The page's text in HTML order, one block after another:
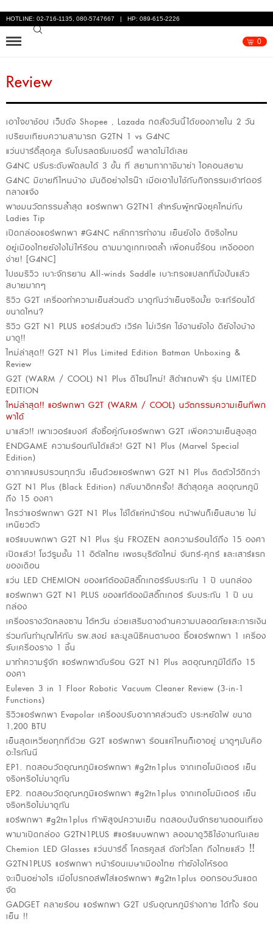
HOTLINE: 02-716-1135, 080-5747667 | HP: 089-615-2226
0
Review
เอาใจขาช้อป เว็ปดัง Shopee , Lazada กดสั่งวันนี้ได้ของภายใน 2 วัน
เปรียบเทียบความสามารถ G2TN 1 vs G4NC
แว่นปาร์ตี้สุดคูล รับโปรลดซัมเมอร์นี้ พลาดไม่ได้เลย
G4NC ปรับระดับพัดลมได้ 3 ขั้น ที่ สยามทากาชิมาย่า ไอคอนสยาม
G4NC มีขายที่ไหนบ้าง มันดีอย่างไรน๊า เมื่อเอาไปใช้กับกิจกรรมเอ้าท์ดอร์
กลางแจ้ง
พาชมนวัตกรรมล้ำสุด แอร์พกพา G2TN1 สำหรับผู้หญิงยุคใหม่กับ
Ladies Tip
เปิดกล่องแอร์พกพา #G4NC หลักการทำงาน เย็นยังไง ดีจริงไหม
อยู่เมืองไทยยังไงไม่ให้ร้อน ตามมาดูเกทเจตล้ำ เพื่อคนขี้ร้อน เหงื่อออก
ง่าย! [G4NC]
ไปชมรีวิว เบาะจักรยาน All-winds Saddle เบาะทรงแปลกที่นั่งปั่นแล้ว
สบายมากๆ
รีวิว G2T เครื่องทำความเย็นส่วนตัว มาดูกันว่าเย็นจริงมั้ย จะแก้ร้อนได้
ขนาดไหน?
รีวิว G2T N1 PLUS แอร์ส่วนตัว เวิร์ค ไม่เวิร์ค ใช้งานยังไง ดียังไงบ้าง
มาดู!!
ใหม่ล่าสุด!! G2T N1 Plus Limited Edition Batman Unboxing &
Review
G2T (WARM / COOL) N1 Plus ดีไซน์ใหม่! สีดำแถบฟ้า รุ่น LIMITED
EDITION
ใหม่ล่าสุด!! แอร์พกพา G2T (WARM / COOL) นวัตกรรมความเย็นที่พก
พาได้
มาแล้ว!! เพาเวอร์แบงค์ สั่งซื้อคู่กับแอร์พกพา G2T เพื่อความเย็นสูงสุด
ENDGAME ความร้อนกันได้แล้ว! G2T N1 Plus (Marvel Special
Edition)
อากาศแปรปรวนทุกวัน เย็นด้วยแอร์พกพา G2T N1 Plus ติดตัวไว้ดีกว่า
G2T N1 Plus (Black Edition) กลับมาอีกครั้ง! สีดำสุดคูล ลดอุณหภูมิ
ถึง 15 องศา
ใครว่าแอร์พกพา G2T N1 Plus ใช้ได้แค่หน้าร้อน หน้าฝนก็เย็นสบาย ไม่
เหนียวตัว
แอร์แบบพกพา G2T N1 Plus รุ่น FROZEN ลดความร้อนได้ถึง 15 องศา
เปิดแล้ว! โชว์รูมชั้น 11 อิตัลไทย เพชรบุรีตัดใหม่ จันทร์-ศุกร์ และเสาร์แรก
ของเดือน
แว่น LED CHEMION ของแท้ต้องมีสติ๊กเกอร์รับประกัน 1 ปี บนกล่อง
แอร์พกพา G2T N1 PLUS ของแท้ต้องมีสติ๊กเกอร์ รับประกัน 1 ปี บน
กล่อง
เครื่องรางวัดหลงซาน ไต้หวัน ช่วยเสริมดางด้านความปลอดภัยและการเงิน
ร่วมกันทำบุญให้กับ รพ.สงฆ์ และมูลนิธิคนตาบอด ซื้อแอร์พกพา 1 เครื่อง
รับเครื่องราง 1 ชิ้น
มาทำความรู้จัก แอร์พกพาดับร้อน G2T N1 Plus ลดอุณหภูมิได้ถึง 15
องศา
Euleven 3 in 1 Floor Robotic Vacuum Cleaner Review (3-in-1
Functions)
รีวิวแอร์พกพา Evapolar เครื่องปรับอากาศส่วนตัว ประหยัดไฟ ขนาด
1,200 BTU
เย็นสุดเหวี่ยงทุกที่ด้วย G2T แอร์พกพา ร้อนแค่ไหนก็เอาอยู่ มาดูๆมันคือ
อะไรกันนี่
EP1. ทดสอบวัดอุณหภูมิแอร์พกพา #g2tn1plus จากเทอโมมิเตอร์ เย็น
จริงหรือไม่มาดูกัน
EP2. ทดสอบวัดอุณหภูมิแอร์พกพา #g2tn1plus จากเทอโมมิเตอร์ เย็น
จริงหรือไม่มาดูกัน
แอร์พกพา #g2tn1plus ท้าพิสูจน์ความเย็น ทดสอบปั่นจักรยานตอนเที่ยง
พามาเปิดกล่อง G2TN1PLUS #แอร์แบบพกพา ลองมาดูวิธีใช้งานกันเลย
Chemion LED Glasses แว่นปาร์ตี้ โคตรคูลล์ ดังทั่วโลก ถึงไทยแล้ว ‼️
G2TN1PLUS แอร์พกพา หน้าร้อนเมษาเมืองไทย ทำยังไงให้รอด
จะเป็นอย่างไร เมื่อโปรกอล์ฟใส่แอร์พกพา #g2tn1plus ออกรอบวันแดด
จัด
GADGET คลายร้อน แอร์พกพา G2T ปรับอุณหภูมิร่างกาย ได้ทั้ง ร้อน
เย็น !!